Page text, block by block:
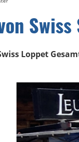
Loppet